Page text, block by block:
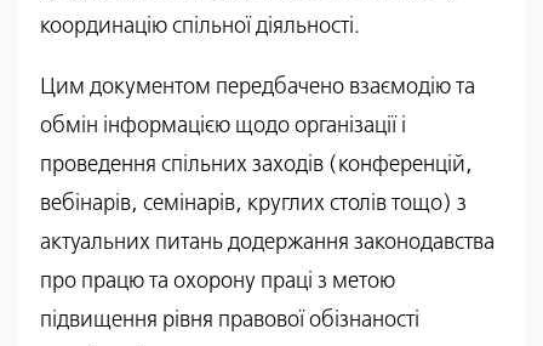
координацію спільної діяльності.
Цим документом передбачено взаємодію та
обмін інформацією щодо організації і
проведення спільних заходів (конференцій,
вебінарів, семінарів, круглих столів тощо) з
актуальних питань додержання законодавства
про працю та охорону праці з метою
підвищення рівня правової обізнаності